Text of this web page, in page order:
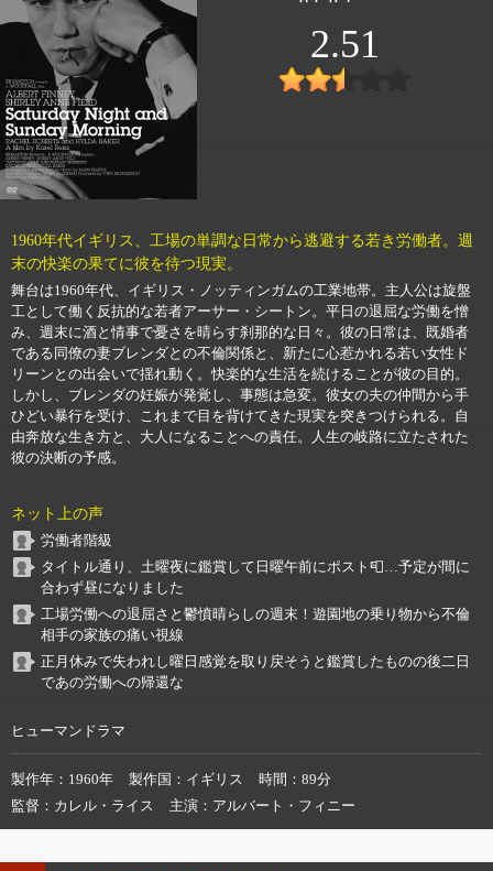
2.51
1960年代イギリス、工場の単調な日常から逃避する若き労働者。週
末の快楽の果てに彼を待つ現実。
舞台は1960年代、イギリス・ノッティンガムの工業地帯。主人公は旋盤
工として働く反抗的な若者アーサー・シートン。平日の退屈な労働を憎
み、週末に酒と情事で憂さを晴らす刹那的な日々。彼の日常は、既婚者
である同僚の妻ブレンダとの不倫関係と、新たに心惹かれる若い女性ド
リーンとの出会いで揺れ動く。快楽的な生活を続けることが彼の目的。
しかし、ブレンダの妊娠が発覚し、事態は急変。彼女の夫の仲間から手
ひどい暴行を受け、これまで目を背けてきた現実を突きつけられる。自
由奔放な生き方と、大人になることへの責任。人生の岐路に立たされた
彼の決断の予感。
ネット上の声
労働者階級
タイトル通り、土曜夜に鑑賞して日曜午前にポスト📮…予定が間に
合わず昼になりました
工場労働への退屈さと鬱憤晴らしの週末！遊園地の乗り物から不倫
相手の家族の痛い視線
正月休みで失われし曜日感覚を取り戻そうと鑑賞したものの後二日
であの労働への帰還な
ヒューマンドラマ
製作年 1960年 製作国 イギリス 時間
89分
監督
カレル・ライス 主演 アルバート・フィニー